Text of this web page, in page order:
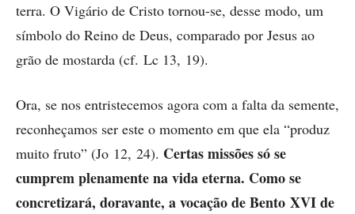
terra. O Vigário de Cristo tornou-se, desse modo, um
símbolo do Reino de Deus, comparado por Jesus ao
grão de mostarda (cf. Lc 13, 19).
Ora, se nos entristecemos agora com a falta da semente,
reconheçamos ser este o momento em que ela “produz
muito fruto” (Jo 12, 24). Certas missões só se
cumprem plenamente na vida eterna. Como se
concretizará, doravante, a vocação de Bento XVI de